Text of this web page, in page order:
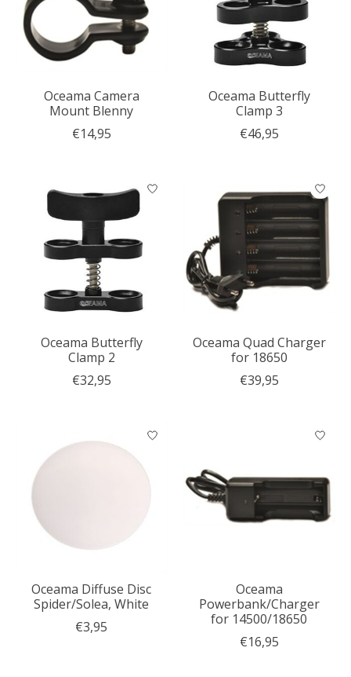
Oceama Camera
Mount Blenny
€14,95
Oceama Butterfly
Clamp 3
€46,95
Oceama Butterfly
Clamp 2
€32,95
Oceama Quad Charger
for 18650
€39,95
Oceama Diffuse Disc
Spider/Solea, White
€3,95
Oceama
Powerbank/Charger
for 14500/18650
€16,95